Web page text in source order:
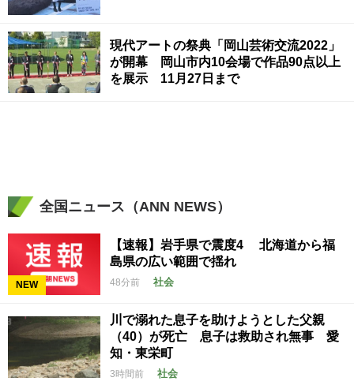
現代アートの祭典「岡山芸術交流2022」
が開幕 岡山市内10会場で作品90点以上
を展示 11月27日まで
全国ニュース（ANN NEWS）
NEW
【速報】岩手県で震度4 北海道から福
島県の広い範囲で揺れ
48分前 社会
川で溺れた息子を助けようとした父親
（40）が死亡 息子は救助され無事 愛
知・東栄町
3時間前 社会